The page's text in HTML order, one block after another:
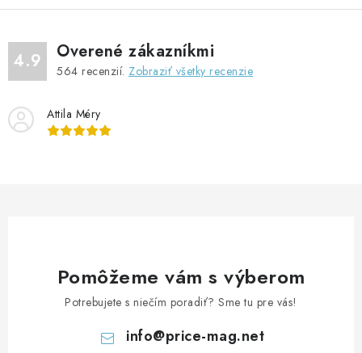
4.9 Overené zákazníkmi
564 recenzií. Zobraziť všetky recenzie
Attila Méry
Pomôžeme vám s výberom
Potrebujete s niečím poradiť? Sme tu pre vás!
info@price-mag.net